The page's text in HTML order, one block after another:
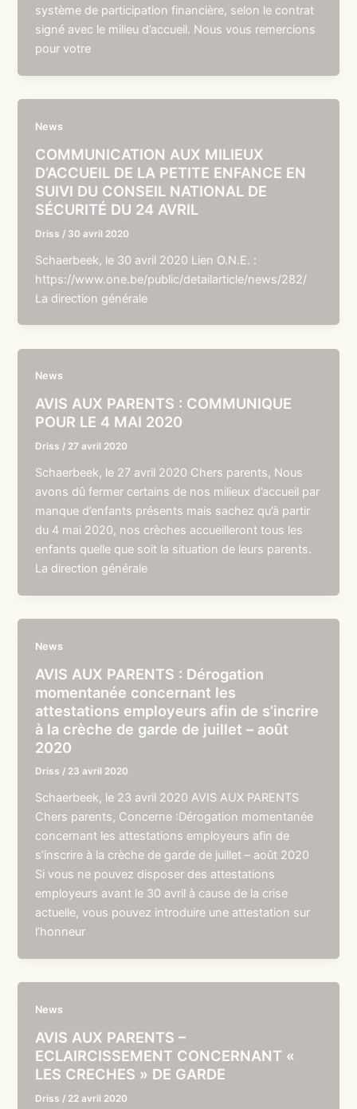
système de participation financière, selon le contrat
signé avec le milieu d’accueil. Nous vous remercions
pour votre
News
COMMUNICATION AUX MILIEUX
D’ACCUEIL DE LA PETITE ENFANCE EN
SUIVI DU CONSEIL NATIONAL DE
SÉCURITÉ DU 24 AVRIL
Driss / 30 avril 2020
Schaerbeek, le 30 avril 2020 Lien O.N.E. :
https://www.one.be/public/detailarticle/news/282/
La direction générale
News
AVIS AUX PARENTS : COMMUNIQUE
POUR LE 4 MAI 2020
Driss / 27 avril 2020
Schaerbeek, le 27 avril 2020 Chers parents, Nous
avons dû fermer certains de nos milieux d’accueil par
manque d’enfants présents mais sachez qu’à partir
du 4 mai 2020, nos crèches accueilleront tous les
enfants quelle que soit la situation de leurs parents.
La direction générale
News
AVIS AUX PARENTS : Dérogation
momentanée concernant les
attestations employeurs afin de s’incrire
à la crèche de garde de juillet – août
2020
Driss / 23 avril 2020
Schaerbeek, le 23 avril 2020 AVIS AUX PARENTS
Chers parents, Concerne :Dérogation momentanée
concernant les attestations employeurs afin de
s’inscrire à la crèche de garde de juillet – août 2020
Si vous ne pouvez disposer des attestations
employeurs avant le 30 avril à cause de la crise
actuelle, vous pouvez introduire une attestation sur
l’honneur
News
AVIS AUX PARENTS –
ECLAIRCISSEMENT CONCERNANT «
LES CRECHES » DE GARDE
Driss / 22 avril 2020